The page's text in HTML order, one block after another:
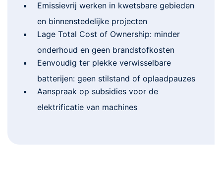
Emissievrij werken in kwetsbare gebieden
en binnenstedelijke projecten
Lage Total Cost of Ownership: minder
onderhoud en geen brandstofkosten
Eenvoudig ter plekke verwisselbare
batterijen: geen stilstand of oplaadpauzes
Aanspraak op subsidies voor de
elektrificatie van machines